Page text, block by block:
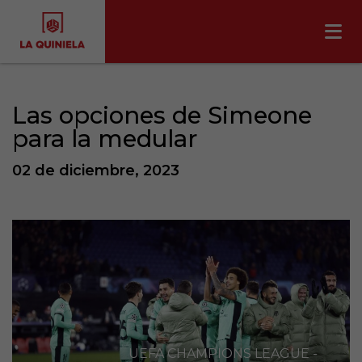
Las opciones de Simeone
para la medular
02 de diciembre, 2023
UEFA CHAMPIONS LEAGUE -